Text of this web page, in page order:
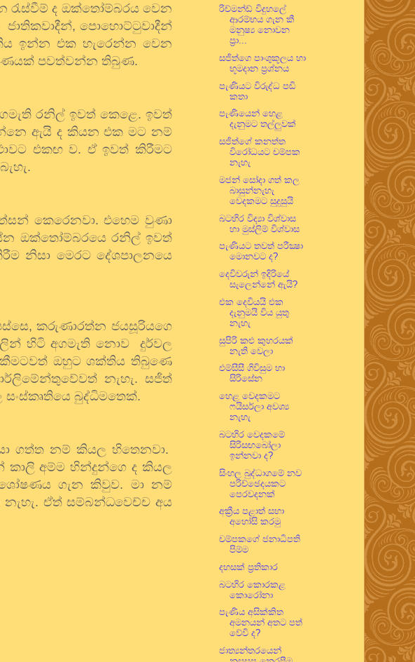
රැස්වීම් ද ඔක්තෝම්බරය වෙන
පොහොට්ටුවාදීන්
ඉන්න එක හැරෙන්න වෙන
පවත්වන්න තිබුණ.
රනිල් ඉවත් කෙළෙ. ඉවත්
ඇයි ද කියන එක මට නම්
එකඟ ව. ඒ ඉවත් කිරීමට
කෙරෙනවා. එහෙම වුණා
ඔක්තෝම්බරයෙ රනිල් ඉවත්
නිසා මෙරට දේශපාලනයෙ
කරුණාරත්න ජයසූරියගෙ
හිටි අගමැති නොව දුර්වල
කීමටවත් ඔහුට ශක්තිය තිබුණෙ
නැහැ. සජිත්
බුද්ධිමතෙක්.
ගත්ත නම් කියල හිතෙනවා.
කාලි අම්ම හින්දුන්ගෙ ද කියල
ගැන කිවුව. මා නම්
ඒත් සම්බන්ධවෙච්ච අය
රිච්මන්ඩ් විදුහලේ
ආරම්භය ගැන කී
මනුෂ්‍ය නොවන
ප්‍රා...
සජිත්ගෙ පාංශුකූලය හා
භූමදාන ප්‍රශ්නය
පැණියට විරුද්ධ පඬි
කතා
පැණියෙන් හෙළ
දැනුමට තල්ලුවක්
සජිත්ගේ කනත්ත
විරෝධයට චම්පක
නැහැ
මජන් සෝදා ගත් කල
බාසුන්නැහැ
වෙදකමට සුදුසුයි
බටහිර විද්‍යා විශ්වාස
හා මුස්ලිම් විශ්වාස
පැණියට තවත් පරීක්‍ෂා
මොනවට ද?
දෙවිවරුන් ඉදිරියේ
සැලෙන්නේ ඇයි?
එක දෙවියයි එක
දැනුමයි විය යුතු
නැහැ
සුපිරි කළු කුහරයක්
නැති වෙලා
එම්සීසී ගිවිසුම හා
සිරිසේන
හෙළ වෙදකමට
ෆයිසර්ලා අවශ්‍ය
නැහැ
බටහිර වෙදකමේ
සිරිසඟබෝලා
ඉන්නවා ද?
සිංහල බුද්ධාගමේ නව
පරිච්ඡෙදයකට
පෙරවදනක්
අක්‍රීය පළාත් සභා
අහෝසි කරමු
චම්පකගේ ජනාධිපති
පිම්ම
දහසක් ප්‍රතිකාර
බටහිර කොරකළ
කොරෝනා
පැණිය අසික්කිත
අමනයන් අතට පත්
වේවි ද?
ජාත්‍යන්තරයෙන්